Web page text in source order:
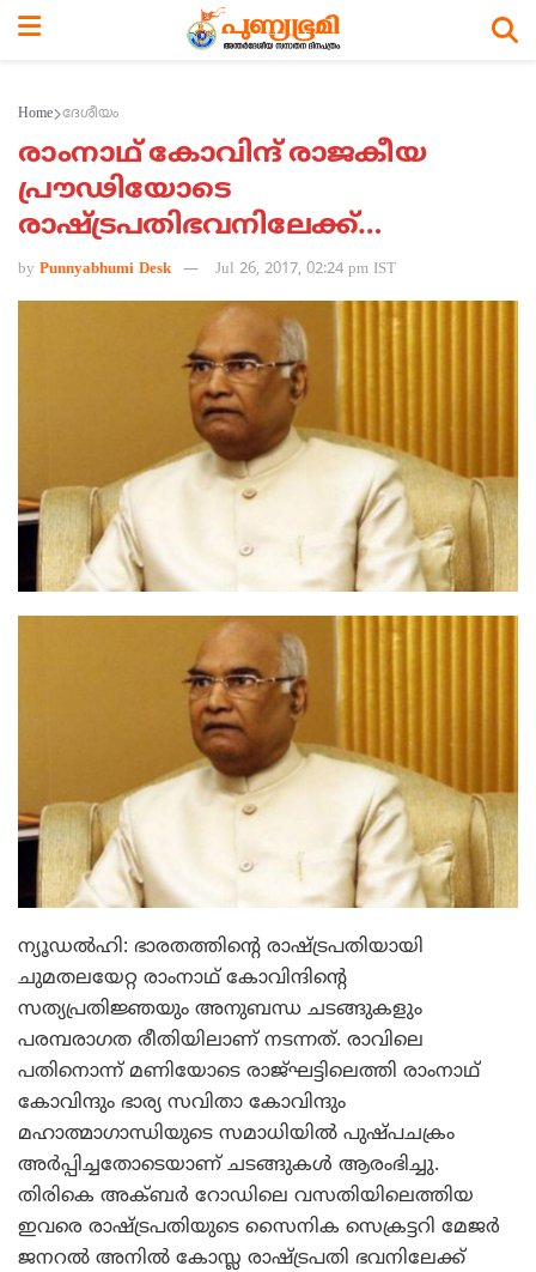
Home ദേശീയം
രാംനാഥ് കോവിന്ദ് രാജകീയ
പ്രൗഢിയോടെ
രാഷ്ട്രപതിഭവനിലേക്ക്…
by Punnyabhumi Desk Jul 26, 2017, 02:24 pm IST
ന്യൂഡല്‍ഹി: ഭാരതത്തിന്റെ രാഷ്ട്രപതിയായി
ചുമതലയേറ്റ രാംനാഥ് കോവിന്ദിന്റെ
സത്യപ്രതിജ്ഞയും അനുബന്ധ ചടങ്ങുകളും
പരമ്പരാഗത രീതിയിലാണ് നടന്നത്. രാവിലെ
പതിനൊന്ന് മണിയോടെ രാജ്ഘട്ടിലെത്തി രാംനാഥ്
കോവിന്ദും ഭാര്യ സവിതാ കോവിന്ദും
മഹാത്മാഗാന്ധിയുടെ സമാധിയില്‍ പുഷ്പചക്രം
അര്‍പ്പിച്ചതോടെയാണ് ചടങ്ങുകള്‍ ആരംഭിച്ചു.
തിരികെ അക്ബര്‍ റോഡിലെ വസതിയിലെത്തിയ
ഇവരെ രാഷ്ട്രപതിയുടെ സൈനിക സെക്രട്ടറി മേജര്‍
ജനറല്‍ അനില്‍ കോസ്ല രാഷ്ട്രപതി ഭവനിലേക്ക്